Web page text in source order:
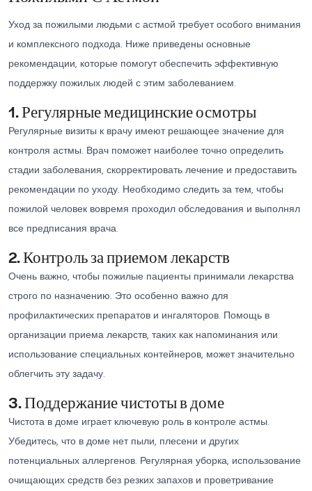
Уход за пожилыми людьми с астмой требует особого внимания
и комплексного подхода. Ниже приведены основные
рекомендации, которые помогут обеспечить эффективную
поддержку пожилых людей с этим заболеванием.
1. Регулярные медицинские осмотры
Регулярные визиты к врачу имеют решающее значение для
контроля астмы. Врач поможет наиболее точно определить
стадии заболевания, скорректировать лечение и предоставить
рекомендации по уходу. Необходимо следить за тем, чтобы
пожилой человек вовремя проходил обследования и выполнял
все предписания врача.
2. Контроль за приемом лекарств
Очень важно, чтобы пожилые пациенты принимали лекарства
строго по назначению. Это особенно важно для
профилактических препаратов и ингаляторов. Помощь в
организации приема лекарств, таких как напоминания или
использование специальных контейнеров, может значительно
облегчить эту задачу.
3. Поддержание чистоты в доме
Чистота в доме играет ключевую роль в контроле астмы.
Убедитесь, что в доме нет пыли, плесени и других
потенциальных аллергенов. Регулярная уборка, использование
очищающих средств без резких запахов и проветривание